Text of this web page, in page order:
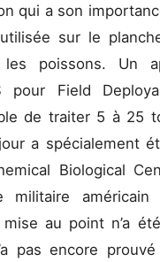
qui a son
sur le
poissons. Un
pour Field
de traiter 5 à 25
a spécialement
Biological
militaire
mise au point n’a
pas encore